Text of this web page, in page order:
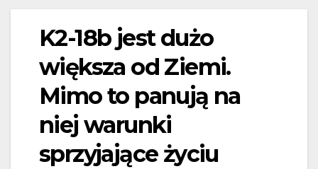
K2-18b jest dużo
większa od Ziemi.
Mimo to panują na
niej warunki
sprzyjające życiu